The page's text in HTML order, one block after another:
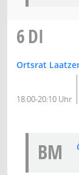
6DI
Ortsrat
18:00-20:10 Uhr
BM